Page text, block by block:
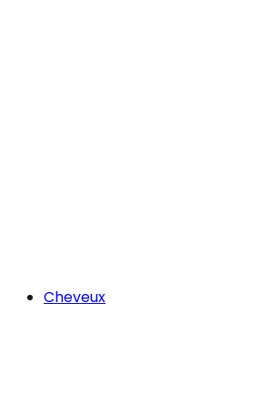
Cheveux